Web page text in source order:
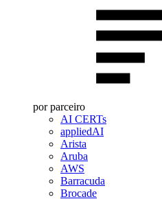
por parceiro
AI CERTs
appliedAI
Arista
Aruba
AWS
Barracuda
Brocade